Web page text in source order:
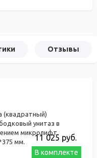
Отзывы
(квадратный)
унитаз в
микролифт.
мм.
11 025 руб.
В комплекте